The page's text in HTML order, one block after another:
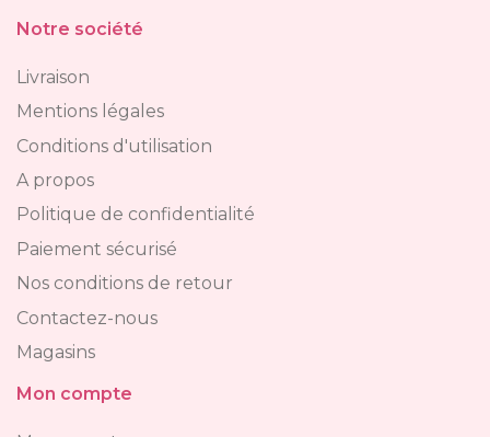
Notre société
Livraison
Mentions légales
Conditions d'utilisation
A propos
Politique de confidentialité
Paiement sécurisé
Nos conditions de retour
Contactez-nous
Magasins
Mon compte